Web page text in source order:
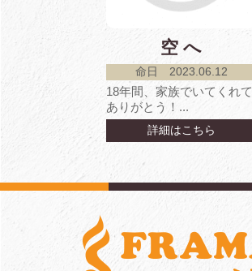
空 へ
命日 2023.06.12
18年間、家族でいてくれて
ありがとう！...
詳細はこちら